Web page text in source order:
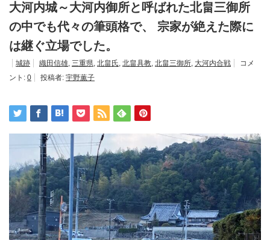
大河内城～大河内御所と呼ばれた北畠三御所
の中でも代々の筆頭格で、 宗家が絶えた際に
は継ぐ立場でした。
城跡 織田信雄, 三重県, 北畠氏, 北畠具教, 北畠三御所, 大河内合戦
コメ
ント: 0 投稿者: 宇野薫子